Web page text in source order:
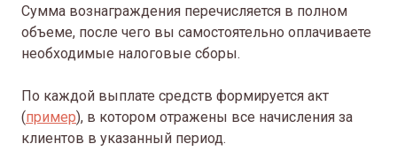
Сумма вознаграждения перечисляется в полном
объеме, после чего вы самостоятельно оплачиваете
необходимые налоговые сборы.
По каждой выплате средств формируется акт
(пример), в котором отражены все начисления за
клиентов в указанный период.